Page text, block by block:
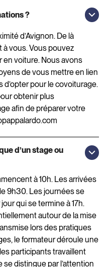
?
d’Avignon. De là
à vous. Vous pouvez
en voiture. Nous avons
de vous mettre en lien
pour le covoiturage.
obtenir plus
afin de préparer votre
d’un stage ou
à 10h. Les arrivées
9h30. Les journées se
qui se termine à 17h.
autour de la mise
lors des pratiques
le formateur déroule une
participants travaillent
distingue par l’attention